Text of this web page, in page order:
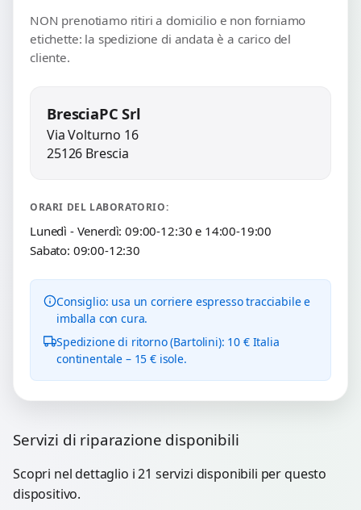
NON prenotiamo ritiri a domicilio e non forniamo
etichette: la spedizione di andata è a carico del
cliente.
BresciaPC Srl
Via Volturno 16
25126 Brescia
ORARI DEL LABORATORIO:
Lunedì - Venerdì: 09:00-12:30 e 14:00-19:00
Sabato: 09:00-12:30
Consiglio: usa un corriere espresso tracciabile e
imballa con cura.
Spedizione di ritorno (Bartolini): 10 € Italia
continentale – 15 € isole.
Servizi di riparazione disponibili
Scopri nel dettaglio i 21 servizi disponibili per questo
dispositivo.